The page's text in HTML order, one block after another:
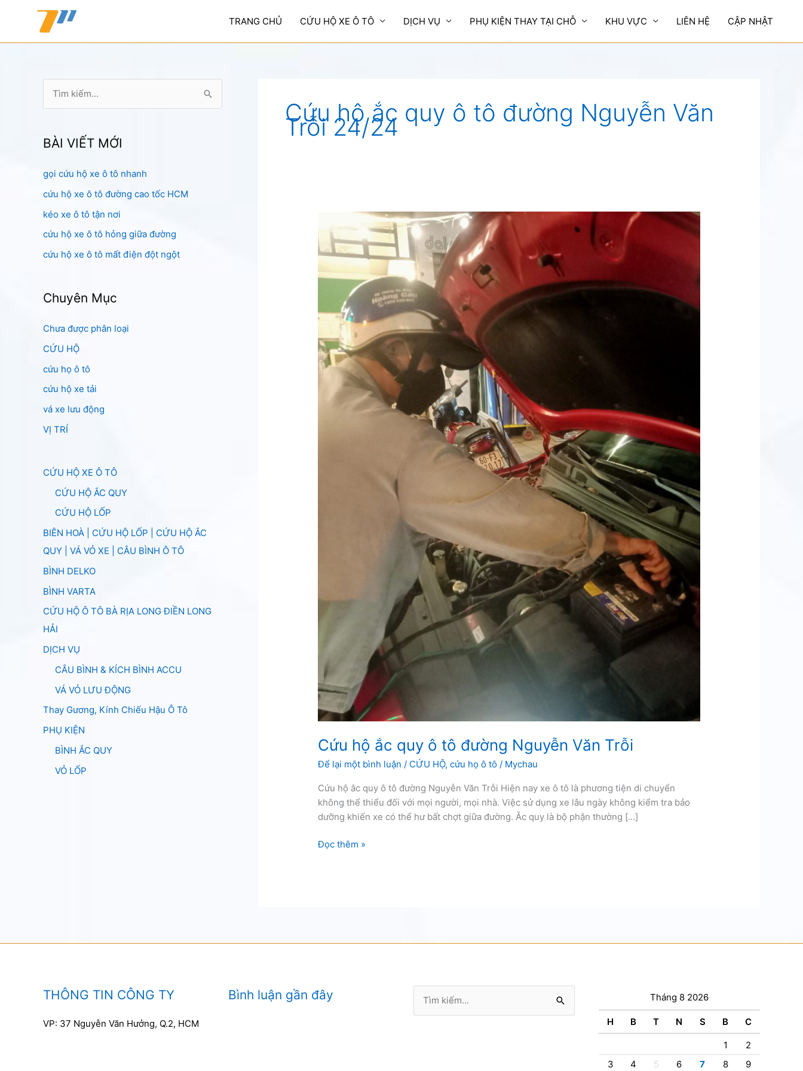
TRANG CHỦ CỨU HỘ XE Ô TÔ DỊCH VỤ PHỤ KIỆN THAY TẠI CHỖ KHU VỰC LIÊN HỆ CẬP NHẬT
k
ế
m
:
BÀI VIẾT MỚI
gọi cứu hộ xe ô tô nhanh
cứu hộ xe ô tô đường cao tốc HCM
kéo xe ô tô tận nơi
cứu hộ xe ô tô hỏng giữa đường
cứu hộ xe ô tô mất điện đột ngột
Chuyên Mục
Chưa được phân loại
CỨU HỘ
cứu họ ô tô
cứu hộ xe tải
vá xe lưu động
VỊ TRÍ
CỨU HỘ XE Ô TÔ
CỨU HỘ ẮC QUY
CỨU HỘ LỐP
BIÊN HOÀ | CỨU HỘ LỐP | CỨU HỘ ẮC
QUY | VÁ VỎ XE | CÂU BÌNH Ô TÔ
BÌNH DELKO
BÌNH VARTA
CỨU HỘ Ô TÔ BÀ RỊA LONG ĐIỀN LONG
HẢI
DỊCH VỤ
CÂU BÌNH & KÍCH BÌNH ACCU
VÁ VỎ LƯU ĐỘNG
Thay Gương, Kính Chiếu Hậu Ô Tô
PHỤ KIỆN
BÌNH ẮC QUY
VỎ LỐP
Cứu hộ ắc quy ô tô đường Nguyễn Văn
Trỗi 24/24
Cứu hộ ắc quy ô tô đường Nguyễn Văn Trỗi
Để lại một bình luận / CỨU HỘ,cứu họ ô tô / Mychau
Cứu hộ ắc quy ô tô đường Nguyễn Văn Trỗi Hiện nay xe ô tô là phương tiện di chuyển
không thể thiểu đối với mọi người, mọi nhà. Việc sử dụng xe lâu ngày không kiểm tra bảo
dưỡng khiến xe có thể hư bất chợt giữa đường. Ắc quy là bộ phận thường […]
Cứu
Nguyễn
Đọc thêm »
THÔNG TIN CÔNG TY
VP: 37 Nguyễn Văn Hưởng, Q.2, HCM
Bình luận gần đây
kiếm:
Tháng 8 2026
H B T N S B C
1
2
3
4 5 6 7 8 9